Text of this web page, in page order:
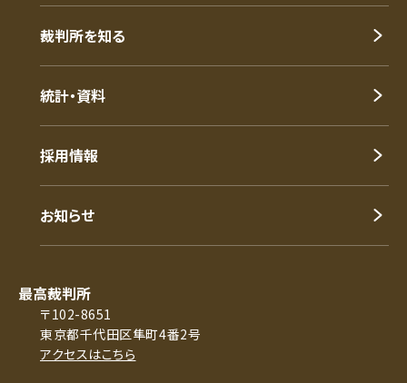
裁判所を知る
統計・資料
採用情報
お知らせ
最高裁判所
〒102-8651
東京都千代田区隼町4番2号
アクセスはこちら